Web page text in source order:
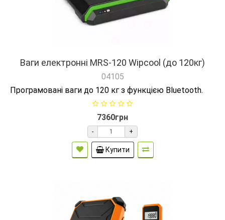
Ваги електронні MRS-120 Wipcool (до 120кг)
04105
Програмовані ваги до 120 кг з функцією Bluetooth.
7360грн
- +
Купити